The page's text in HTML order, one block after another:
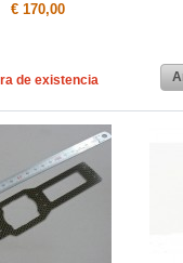
€ 170,00
de existencia